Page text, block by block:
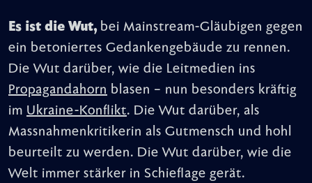
Es ist die Wut,bei Mainstream-Gläubigen gegen
ein betoniertes Gedankengebäude zu rennen.
Die Wut darüber, wie die Leitmedien ins
Propagandahorn blasen – nun besonders kräftig
im Ukraine-Konflikt. Die Wut darüber, als
Massnahmenkritikerin als Gutmensch und hohl
beurteilt zu werden. Die Wut darüber, wie die
Welt immer stärker in Schieflage gerät.